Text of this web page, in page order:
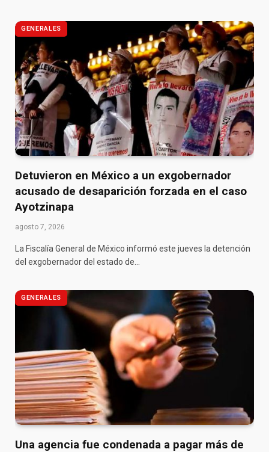
GENERALES
Detuvieron en México a un exgobernador
acusado de desaparición forzada en el caso
Ayotzinapa
agosto 7, 2026
La Fiscalía General de México informó este jueves la detención
del exgobernador del estado de…
GENERALES
Una agencia fue condenada a pagar más de